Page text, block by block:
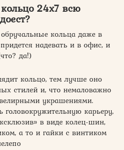
24х7 всю
кольца даже в
надевать и в офис, и
да!)
кольцо, тем лучше оно
стилей и, что немаловажно
украшениями.
карьеру,
в виде колец-шин,
а то и гайки с винтиком